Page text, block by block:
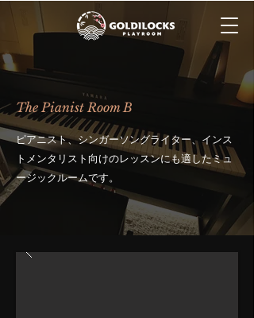
The Pianist Room B
ピアニスト、シンガーソングライター、インス
トメンタリスト向けのレッスンにも適したミュ
ージックルームです。